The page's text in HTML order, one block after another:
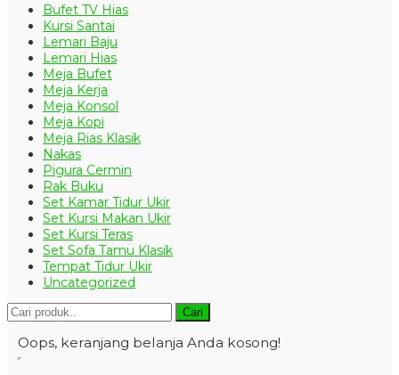
Bufet TV Hias
Kursi Santai
Lemari Baju
Lemari Hias
Meja Bufet
Meja Kerja
Meja Konsol
Meja Kopi
Meja Rias Klasik
Nakas
Pigura Cermin
Rak Buku
Set Kamar Tidur Ukir
Set Kursi Makan Ukir
Set Kursi Teras
Set Sofa Tamu Klasik
Tempat Tidur Ukir
Uncategorized
Cari
Oops, keranjang belanja Anda kosong!